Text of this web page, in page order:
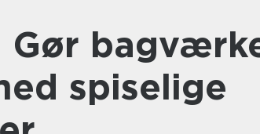
spiselige